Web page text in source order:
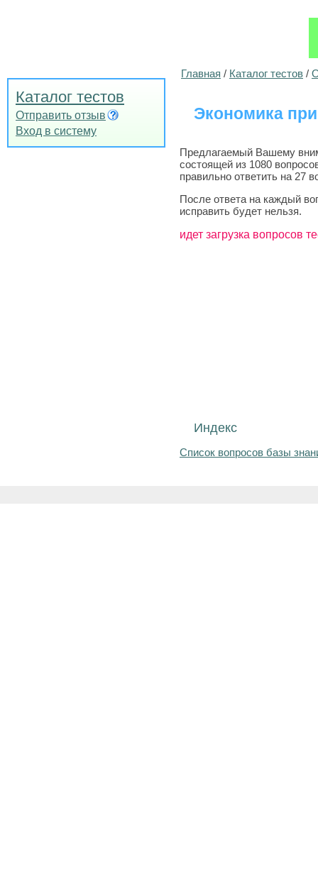
Каталог тестов
Отправить отзыв
Вход в систему
Главная / Каталог тестов /
Экономика
Предлагаемый Вашему
состоящей из 1080
правильно ответить на 27
После ответа на каждый
исправить будет нельзя.
идет загрузка вопросов
Индекс
Список вопросов базы